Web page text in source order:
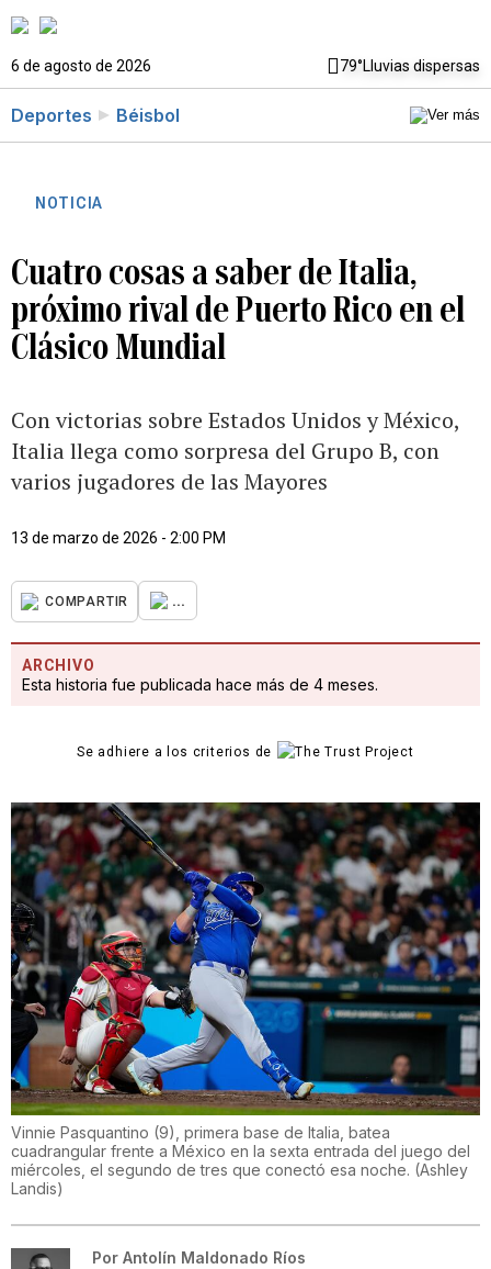
6 de agosto de 2026 79°Lluvias dispersas
Deportes Béisbol
NOTICIA
Cuatro cosas a saber de Italia,
próximo rival de Puerto Rico en el
Clásico Mundial
Con victorias sobre Estados Unidos y México,
Italia llega como sorpresa del Grupo B, con
varios jugadores de las Mayores
13 de marzo de 2026 - 2:00 PM
COMPARTIR ...
ARCHIVO
Esta historia fue publicada hace más de 4 meses.
Se adhiere a los criterios de
Vinnie Pasquantino (9), primera base de Italia, batea
cuadrangular frente a México en la sexta entrada del juego del
miércoles, el segundo de tres que conectó esa noche. (Ashley
Landis)
Por Antolín Maldonado Ríos